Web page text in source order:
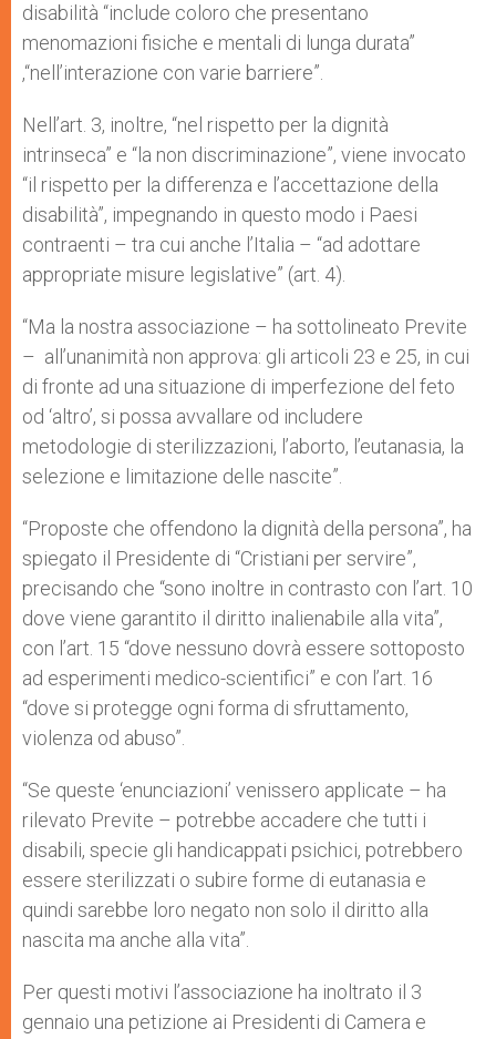
disabilità “include coloro che presentano
menomazioni fisiche e mentali di lunga durata”
,“nell’interazione con varie barriere”.
Nell’art. 3, inoltre, “nel rispetto per la dignità
intrinseca” e “la non discriminazione”, viene invocato
“il rispetto per la differenza e l’accettazione della
disabilità”, impegnando in questo modo i Paesi
contraenti – tra cui anche l’Italia – “ad adottare
appropriate misure legislative” (art. 4).
“Ma la nostra associazione – ha sottolineato Previte
– all’unanimità non approva: gli articoli 23 e 25, in cui
di fronte ad una situazione di imperfezione del feto
od ‘altro’, si possa avvallare od includere
metodologie di sterilizzazioni, l’aborto, l’eutanasia, la
selezione e limitazione delle nascite”.
“Proposte che offendono la dignità della persona”, ha
spiegato il Presidente di “Cristiani per servire”,
precisando che “sono inoltre in contrasto con l’art. 10
dove viene garantito il diritto inalienabile alla vita”,
con l’art. 15 “dove nessuno dovrà essere sottoposto
ad esperimenti medico-scientifici” e con l’art. 16
“dove si protegge ogni forma di sfruttamento,
violenza od abuso”.
“Se queste ‘enunciazioni’ venissero applicate – ha
rilevato Previte – potrebbe accadere che tutti i
disabili, specie gli handicappati psichici, potrebbero
essere sterilizzati o subire forme di eutanasia e
quindi sarebbe loro negato non solo il diritto alla
nascita ma anche alla vita”.
Per questi motivi l’associazione ha inoltrato il 3
gennaio una petizione ai Presidenti di Camera e